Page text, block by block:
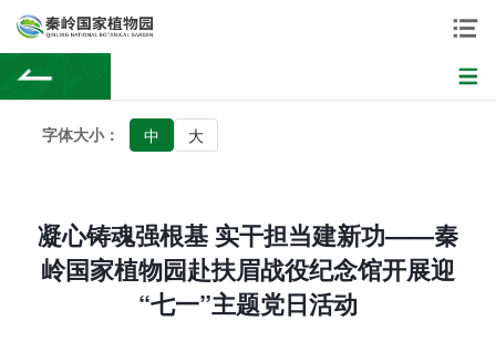
字体大小： 中 大
凝心铸魂强根基 实干担当建新功——秦
岭国家植物园赴扶眉战役纪念馆开展迎
“七一”主题党日活动